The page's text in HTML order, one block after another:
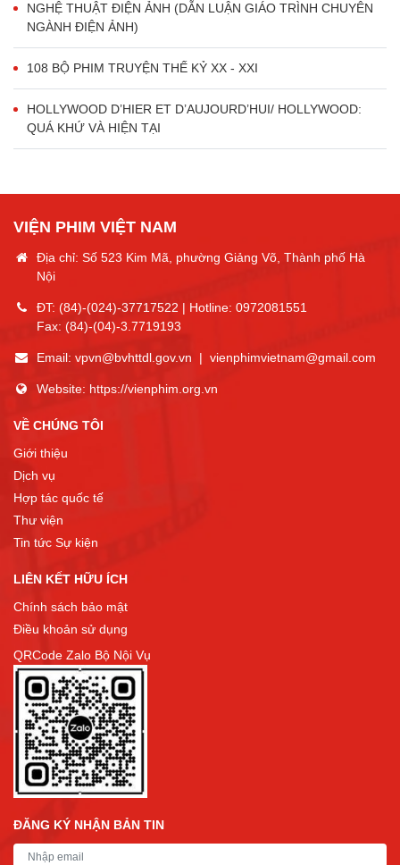
NGHỆ THUẬT ĐIỆN ẢNH (DẪN LUẬN GIÁO TRÌNH CHUYÊN
NGÀNH ĐIỆN ẢNH)
108 BỘ PHIM TRUYỆN THẾ KỶ XX - XXI
HOLLYWOOD D’HIER ET D’AUJOURD’HUI/ HOLLYWOOD:
QUÁ KHỨ VÀ HIỆN TẠI
VIỆN PHIM VIỆT NAM
Địa chỉ: Số 523 Kim Mã, phường Giảng Võ, Thành phố Hà
Nội
ĐT: (84)-(024)-37717522 | Hotline: 0972081551
Fax: (84)-(04)-3.7719193
Email: vpvn@bvhttdl.gov.vn | vienphimvietnam@gmail.com
Website: https://vienphim.org.vn
VỀ CHÚNG TÔI
Giới thiệu
Dịch vụ
Hợp tác quốc tế
Thư viện
Tin tức Sự kiện
LIÊN KẾT HỮU ÍCH
Chính sách bảo mật
Điều khoản sử dụng
QRCode Zalo Bộ Nội Vụ
ĐĂNG KÝ NHẬN BẢN TIN